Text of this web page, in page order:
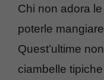
Chi non adora
poterle
Quest’ultime
ciambelle